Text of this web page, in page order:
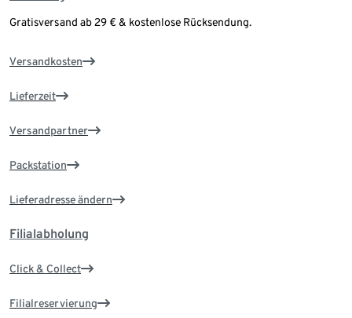
Gratisversand ab 29 € & kostenlose Rücksendung.
Versandkosten
Lieferzeit
Versandpartner
Packstation
Lieferadresse ändern
Filialabholung
Click & Collect
Filialreservierung